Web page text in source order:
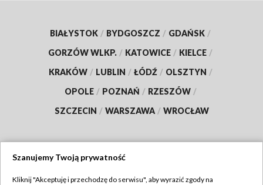
BIAŁYSTOK / BYDGOSZCZ / GDAŃSK /
GORZÓW WLKP. / KATOWICE / KIELCE /
KRAKÓW / LUBLIN / ŁÓDŹ / OLSZTYN /
OPOLE / POZNAŃ / RZESZÓW /
SZCZECIN / WARSZAWA / WROCŁAW
Szanujemy Twoją prywatność
Kliknij "Akceptuję i przechodzę do serwisu", aby wyrazić zgody na